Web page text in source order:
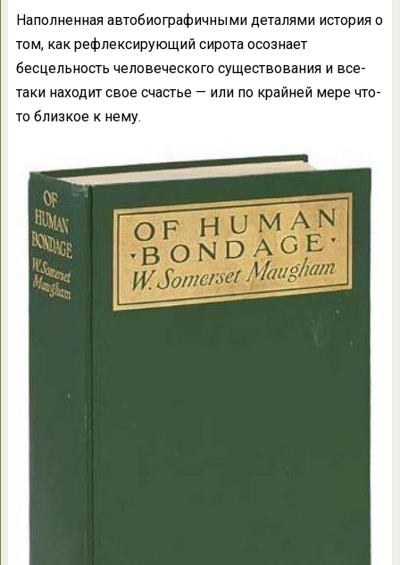
Наполненная автобиографичными деталями история о
том, как рефлексирующий сирота осознает
бесцельность человеческого существования и все-
таки находит свое счастье — или по крайней мере что-
то близкое к нему.